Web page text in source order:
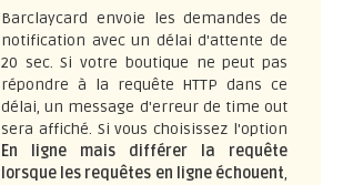
Barclaycard envoie les demandes de
notification avec un délai d'attente de
20 sec. Si votre boutique ne peut pas
répondre à la requête HTTP dans ce
délai, un message d'erreur de time out
sera affiché. Si vous choisissez l'option
En ligne mais différer la requête
lorsque les requêtes en ligne échouent,